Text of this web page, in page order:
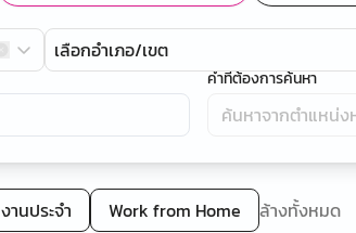
เลือกอำเภอ/เขต
คำที่ต้องการค้นหา
งานประจำ Work from Home ล้างทั้งหมด